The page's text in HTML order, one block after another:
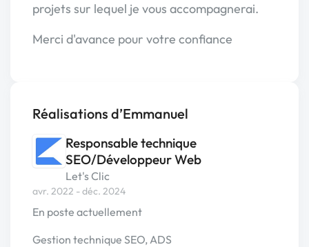
projets sur lequel je vous accompagnerai.
Merci d'avance pour votre confiance
Réalisations d’Emmanuel
Responsable technique
SEO/Développeur Web
Let's Clic
avr. 2022 - déc. 2024
En poste actuellement
Gestion technique SEO, ADS